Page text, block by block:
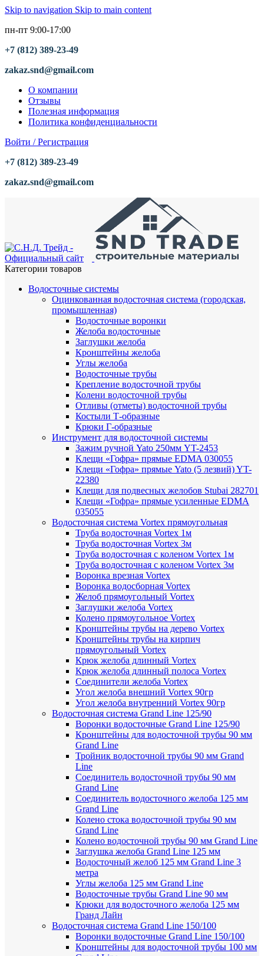
Skip to navigation Skip to main content
пн-пт 9:00-17:00
+7 (812) 389-23-49
zakaz.snd@gmail.com
О компании
Отзывы
Полезная информация
Политика конфиденциальности
Войти / Регистрация
+7 (812) 389-23-49
zakaz.snd@gmail.com
Категории товаров
Водосточные системы
Оцинкованная водосточная система (городская,
промышленная)
Водосточные воронки
Желоба водосточные
Заглушки желоба
Кронштейны желоба
Углы желоба
Водосточные трубы
Крепление водосточной трубы
Колени водосточной трубы
Отливы (отметы) водосточной трубы
Костыли Т-образные
Крюки Г-образные
Инструмент для водосточной системы
Зажим ручной Yato 250мм YT-2453
Клещи «Гофра» прямые EDMA 030055
Клещи «Гофра» прямые Yato (5 лезвий) YT-
22380
Клещи для подвесных желобов Stubai 282701
Клещи «Гофра» прямые усиленные EDMA
035055
Водосточная система Vortex прямоугольная
Труба водосточная Vortex 1м
Труба водосточная Vortex 3м
Труба водосточная с коленом Vortex 1м
Труба водосточная с коленом Vortex 3м
Воронка врезная Vortex
Воронка водосборная Vortex
Желоб прямоугольный Vortex
Заглушки желоба Vortex
Колено прямоугольное Vortex
Кронштейны трубы на дерево Vortex
Кронштейны трубы на кирпич
прямоугольный Vortex
Крюк желоба длинный Vortex
Крюк желоба длинный полоса Vortex
Соединители желоба Vortex
Угол желоба внешний Vortex 90гр
Угол желоба внутренний Vortex 90гр
Водосточная система Grand Line 125/90
Воронки водосточные Grand Line 125/90
Кронштейны для водосточной трубы 90 мм
Grand Line
Тройник водосточной трубы 90 мм Grand
Line
Соединитель водосточной трубы 90 мм
Grand Line
Соединитель водосточного желоба 125 мм
Grand Line
Колено стока водосточной трубы 90 мм
Grand Line
Колено водосточной трубы 90 мм Grand Line
Заглушка желоба Grand Line 125 мм
Водосточный желоб 125 мм Grand Line 3
метра
Углы желоба 125 мм Grand Line
Водосточные трубы Grand Line 90 мм
Крюки для водосточного желоба 125 мм
Гранд Лайн
Водосточная система Grand Line 150/100
Воронки водосточные Grand Line 150/100
Кронштейны для водосточной трубы 100 мм